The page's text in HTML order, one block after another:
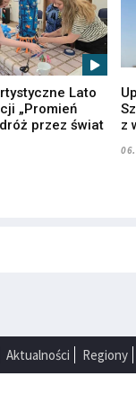
Lato
„Promień
przez świat
z
Aktualności Regiony